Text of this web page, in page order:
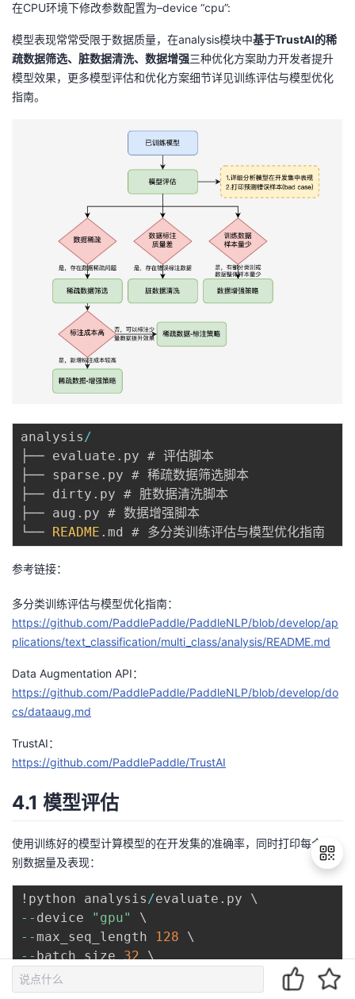
在CPU环境下修改参数配置为–device “cpu”:
模型表现常常受限于数据质量，在analysis模块中基于TrustAI的稀
疏数据筛选、脏数据清洗、数据增强三种优化方案助力开发者提升
模型效果，更多模型评估和优化方案细节详见训练评估与模型优化
指南。
analysis /
├── evaluate . py # 评估脚本
├── sparse . py # 稀疏数据筛选脚本
├── dirty . py # 脏数据清洗脚本
├── aug . py # 数据增强脚本
└── README .
参考链接：
多分类训练评估与模型优化指南：
https://github.com/PaddlePaddle/PaddleNLP/blob/develop/ap
plications/text_classification/multi_class/analysis/README.md
Data Augmentation API：
https://github.com/PaddlePaddle/PaddleNLP/blob/develop/do
cs/dataaug.md
TrustAI：
https://github.com/PaddlePaddle/TrustAI
4.1 模型评估
使用训练好的模型计算模型的在开发集的准确率，同时打印每个类
别数据量及表现：
!python analysis /evaluate .
- - device "gpu"
- - max_seq_length 128
- - batch_size 32
- -bad_case_path
--dataset_dir "data/KUAKE_QIC"